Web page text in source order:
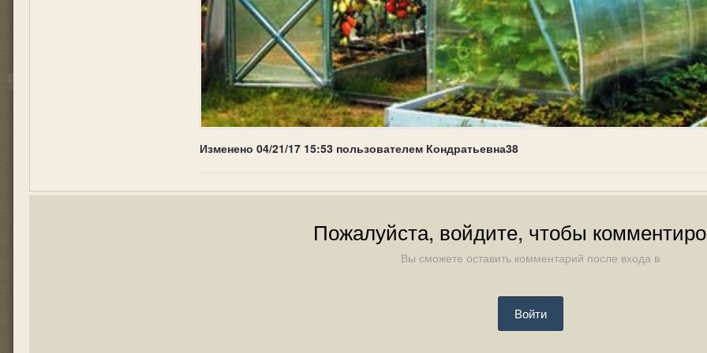
Изменено 04/21/17 15:53 пользователем Кондратьевна38
Пожалуйста, войдите, чтобы
Вы сможете оставить комментарий после входа в
Войти